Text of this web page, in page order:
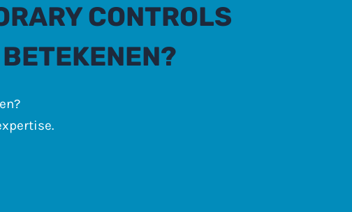
CONTROLS